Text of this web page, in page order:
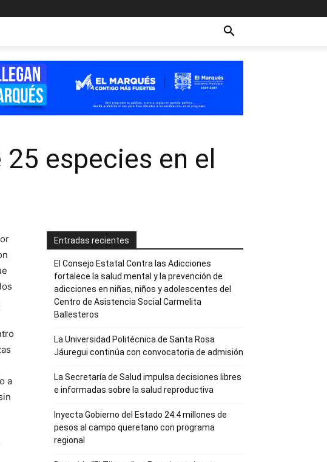
especies en el
a
Entradas recientes
El Consejo Estatal Contra las Adicciones
fortalece la salud mental y la prevención de
adicciones en niñas, niños y adolescentes del
Centro de Asistencia Social Carmelita
Ballesteros
La Universidad Politécnica de Santa Rosa
Jáuregui continúa con convocatoria de admisión
La Secretaría de Salud impulsa decisiones libres
e informadas sobre la salud reproductiva
Inyecta Gobierno del Estado 24.4 millones de
pesos al campo queretano con programa
regional